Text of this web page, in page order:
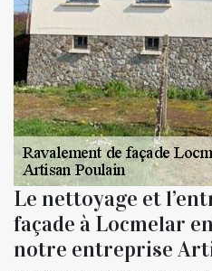
Le nettoyage et
façade à Locmelar
notre entreprise